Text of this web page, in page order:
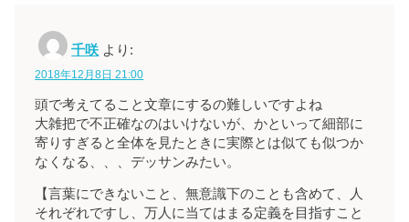
千咲 より:
2018年12月8日 21:00
頭で考えてること文章にするの難しいですよね
大雑把で不正確なのはいけないが、かといって細部に
寄りすぎると全体を見たときに実際とは似ても似つか
なくなる、、、デッサンみたい。
【言葉にできないこと、無意識下のことも含めて、人
それぞれですし、万人に当てはまる定義を目指すこと